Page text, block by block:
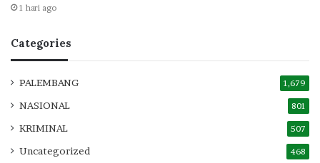
1 hari ago
Categories
PALEMBANG 1,679
NASIONAL 801
KRIMINAL 507
Uncategorized 468